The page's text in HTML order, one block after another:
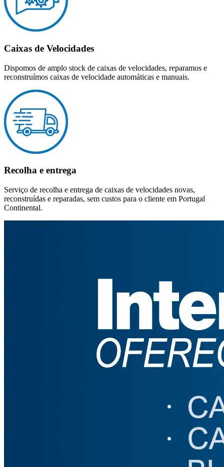
Caixas de Velocidades
Dispomos de amplo stock de caixas de velocidades, reparamos e
reconstruímos caixas de velocidade automáticas e manuais.
Recolha e entrega
Serviço de recolha e entrega de caixas de velocidades novas,
reconstruídas e reparadas, sem custos para o cliente em Portugal
Continental.